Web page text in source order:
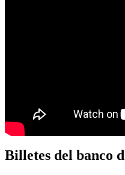
Billetes del banco